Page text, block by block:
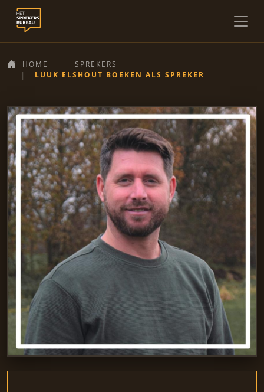
HOME
SPREKERS
LUUK ELSHOUT BOEKEN ALS SPREKER